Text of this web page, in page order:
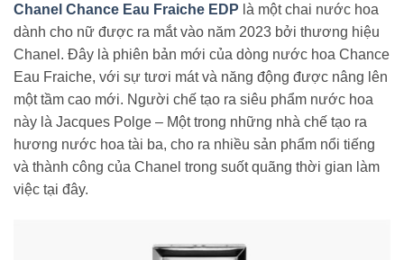
Chanel Chance Eau Fraiche EDP là một chai nước hoa
dành cho nữ được ra mắt vào năm 2023 bởi thương hiệu
Chanel. Đây là phiên bản mới của dòng nước hoa Chance
Eau Fraiche, với sự tươi mát và năng động được nâng lên
một tầm cao mới. Người chế tạo ra siêu phẩm nước hoa
này là Jacques Polge – Một trong những nhà chế tạo ra
hương nước hoa tài ba, cho ra nhiều sản phẩm nổi tiếng
và thành công của Chanel trong suốt quãng thời gian làm
việc tại đây.